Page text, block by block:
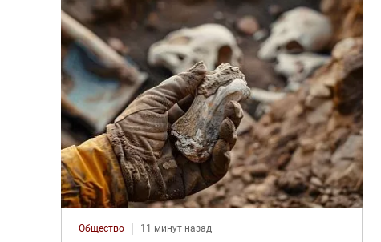
Общество 11 минут назад